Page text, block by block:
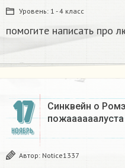
Уровень: 1 - 4 класс
помогите написать про
17
НОЯБРЬ
Синквейн о
пожаааааалуста
Автор: Notice1337